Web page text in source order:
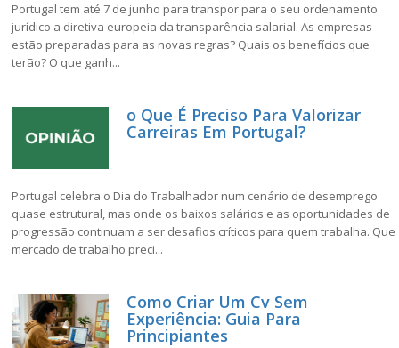
Portugal tem até 7 de junho para transpor para o seu ordenamento
jurídico a diretiva europeia da transparência salarial. As empresas
estão preparadas para as novas regras? Quais os benefícios que
terão? O que ganh...
o Que É Preciso Para Valorizar
Carreiras Em Portugal?
Portugal celebra o Dia do Trabalhador num cenário de desemprego
quase estrutural, mas onde os baixos salários e as oportunidades de
progressão continuam a ser desafios críticos para quem trabalha. Que
mercado de trabalho preci...
Como Criar Um Cv Sem
Experiência: Guia Para
Principiantes